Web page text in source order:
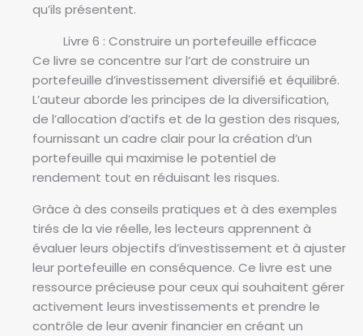
qu’ils présentent.
Livre 6 : Construire un portefeuille efficace
Ce livre se concentre sur l’art de construire un
portefeuille d’investissement diversifié et équilibré.
L’auteur aborde les principes de la diversification,
de l’allocation d’actifs et de la gestion des risques,
fournissant un cadre clair pour la création d’un
portefeuille qui maximise le potentiel de
rendement tout en réduisant les risques.
Grâce à des conseils pratiques et à des exemples
tirés de la vie réelle, les lecteurs apprennent à
évaluer leurs objectifs d’investissement et à ajuster
leur portefeuille en conséquence. Ce livre est une
ressource précieuse pour ceux qui souhaitent gérer
activement leurs investissements et prendre le
contrôle de leur avenir financier en créant un